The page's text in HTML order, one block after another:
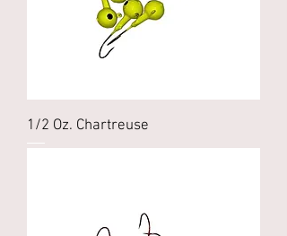
1/2 Oz. Chartreuse